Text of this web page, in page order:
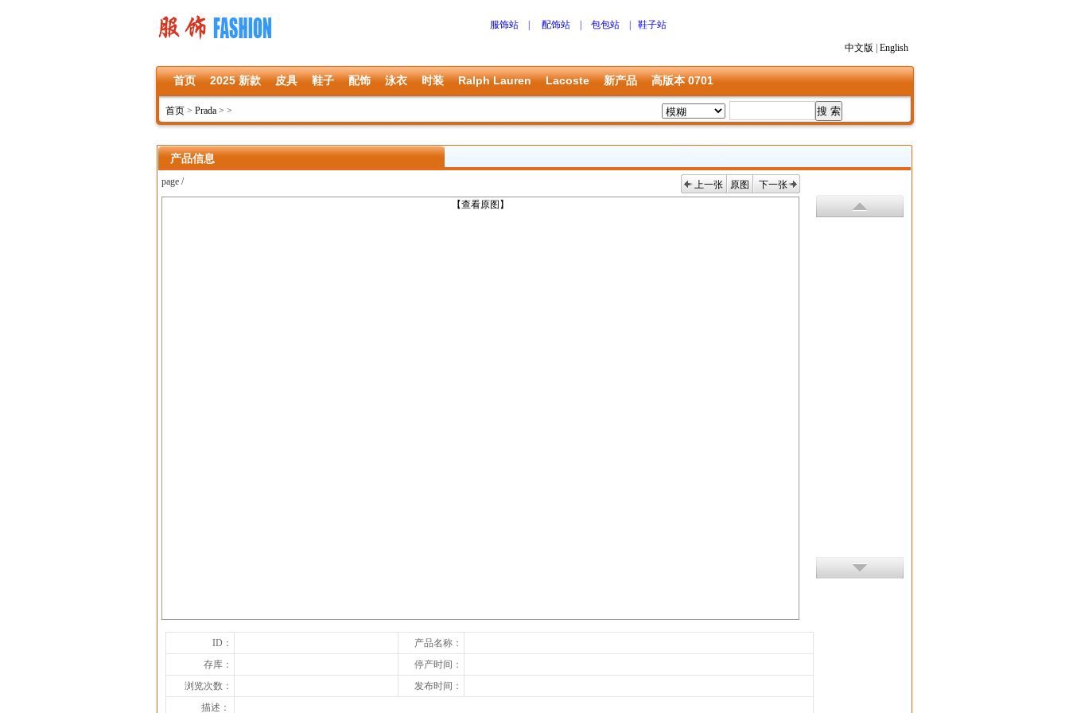
服饰站 配饰站 包包站 鞋子站
中文版 English
首页 2025 新款 皮具 鞋子 配饰 泳衣 时装 Ralph Lauren Lacoste 新产品 高版本 0701
首页 > Prada > >
产品信息
page / 上一张 原图
下一张
【查看原图】
上一张
ID：
产品名称：
存库：
停产时间：
浏览次数：
发布时间：
描述：